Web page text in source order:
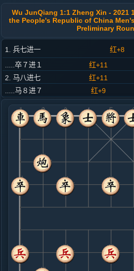
Wu JunQiang 1:1 Zheng Xin - 2021
the People's Republic of China
Preliminary
1. 兵七进一 红+8
.....卒７进１
红+11
2. 马八进七
红+11
.....马８进７
红+9
3. 马二进一
红+9
.....马２进３
红+17
4. 车九进一
红+19
.....象７进５
红+20
5. 相三进五
红+14
.....车１进１
6. 车九平四
红+13
.....车９进１
红+13
7. 马七进八
红+14
兵
8. 炮八进三
红+661
.....车１平２
红+920
9. 炮八进二
红+16